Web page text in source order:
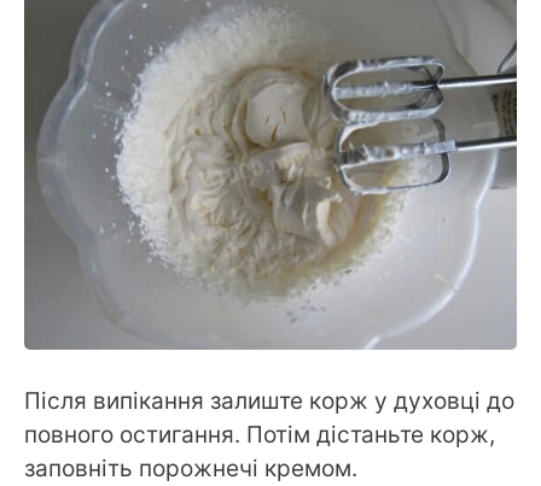
Після випікання залиште корж у духовці до
повного остигання. Потім дістаньте корж,
заповніть порожнечі кремом.